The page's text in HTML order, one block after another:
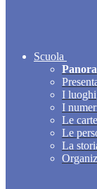
Scuola
I luoghi
I
Le
Le
La